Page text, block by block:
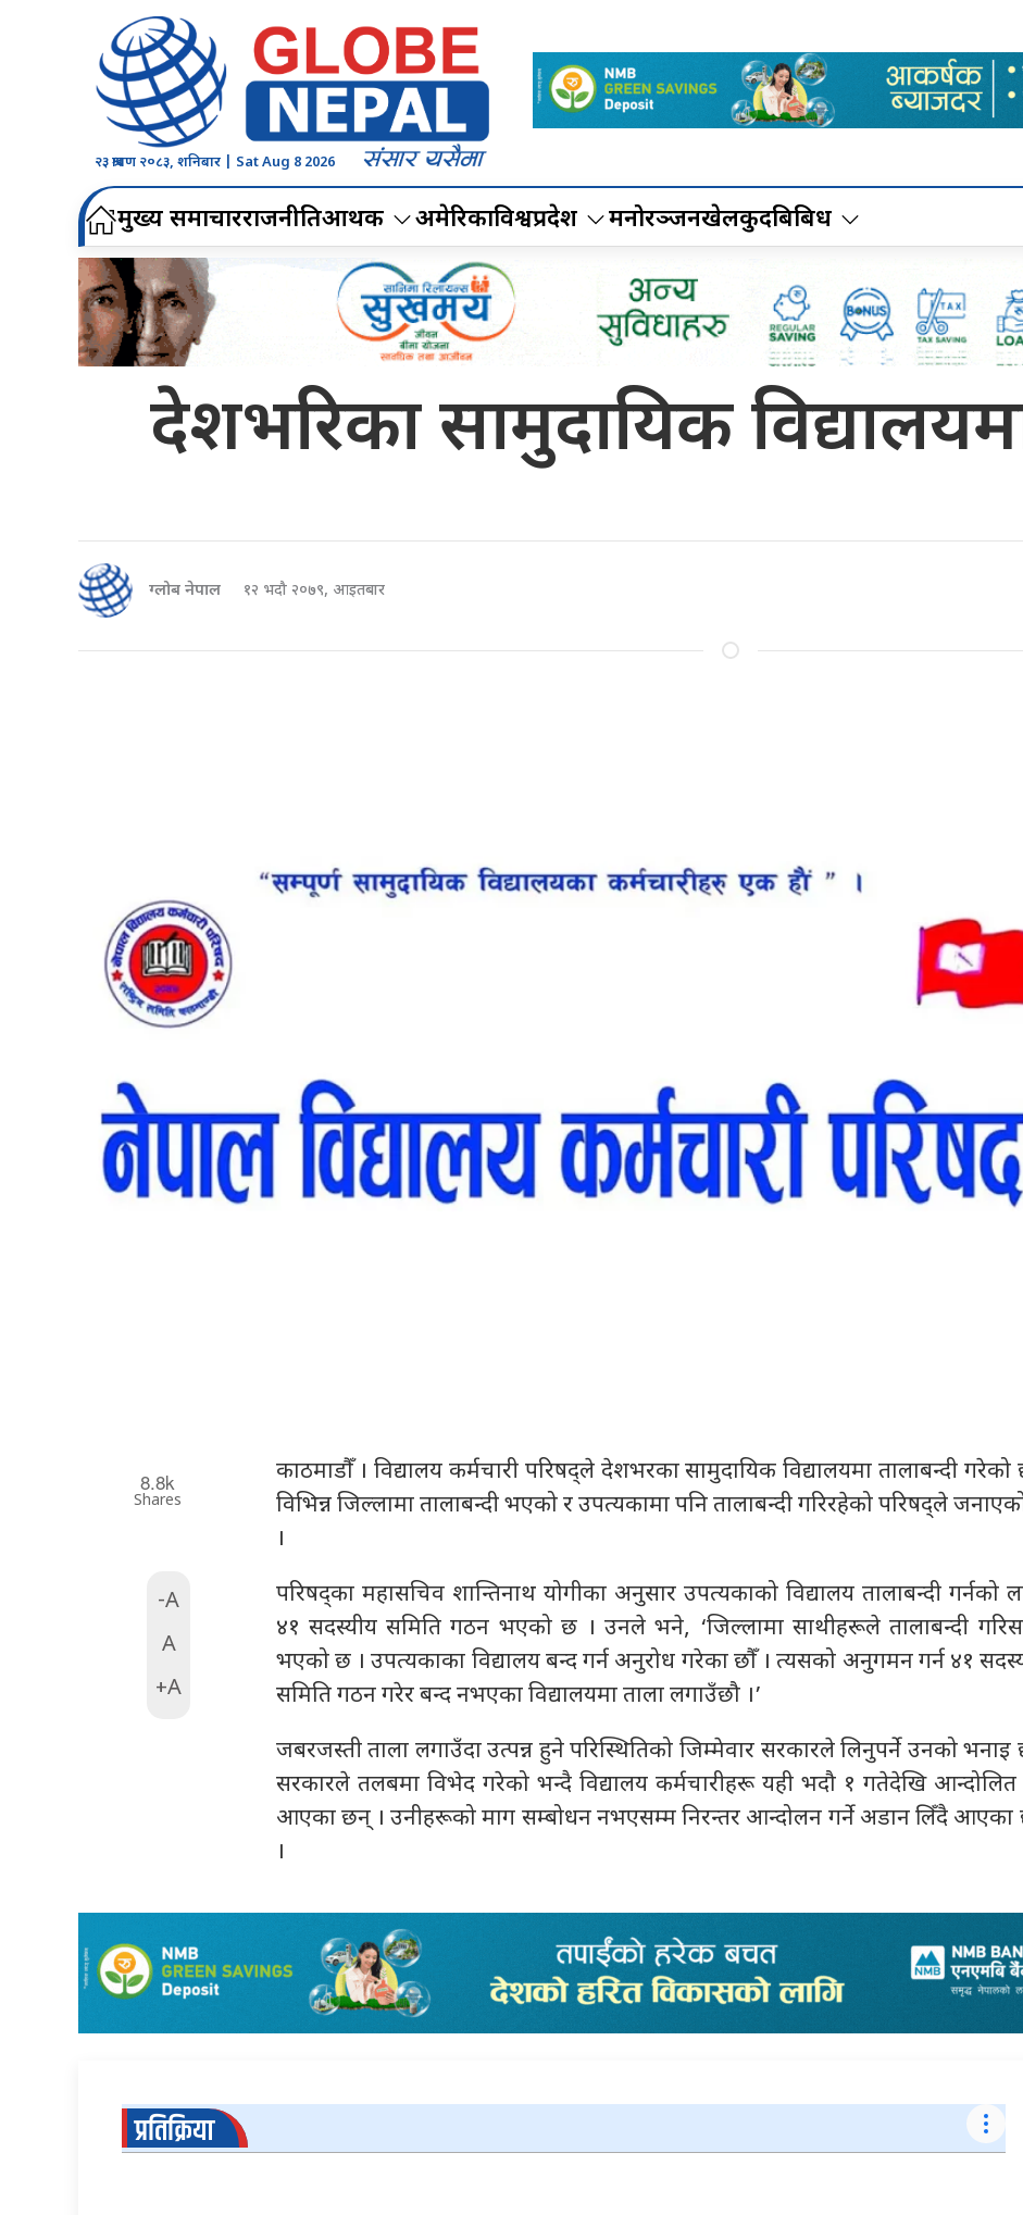
२३ श्रावण २०८३, शनिबार | Sat Aug 8 2026
मुख्य समाचारराजनीतिआर्थिक अमेरिकाविश्वप्रदेश मनोरञ्जनखेलकुदबिबिध
देशभरिका सामुदायिक
ग्लोब नेपाल १२ भदौ २०७९, आइतबार
8.8k
Shares
-A
A
+A
काठमाडौँ । विद्यालय कर्मचारी परिषद्ले देशभरका सामुदायिक विद्यालयमा तालाबन्दी गरेको
विभिन्न जिल्लामा तालाबन्दी भएको र उपत्यकामा पनि तालाबन्दी गरिरहेको परिषद्ले
।
परिषद्का महासचिव शान्तिनाथ योगीका अनुसार उपत्यकाको विद्यालय तालाबन्दी गर्नको
४१ सदस्यीय समिति गठन भएको छ । उनले भने, ‘जिल्लामा साथीहरूले तालाबन्दी
भएको छ । उपत्यकाका विद्यालय बन्द गर्न अनुरोध गरेका छौँ । त्यसको अनुगमन गर्न ४१
समिति गठन गरेर बन्द नभएका विद्यालयमा ताला लगाउँछौ ।’
जबरजस्ती ताला लगाउँदा उत्पन्न हुने परिस्थितिको जिम्मेवार सरकारले लिनुपर्ने उनको भनाइ
सरकारले तलबमा विभेद गरेको भन्दै विद्यालय कर्मचारीहरू यही भदौ १ गतेदेखि
आएका छन् । उनीहरूको माग सम्बोधन नभएसम्म निरन्तर आन्दोलन गर्ने अडान लिँदै
।
प्रतिक्रिया